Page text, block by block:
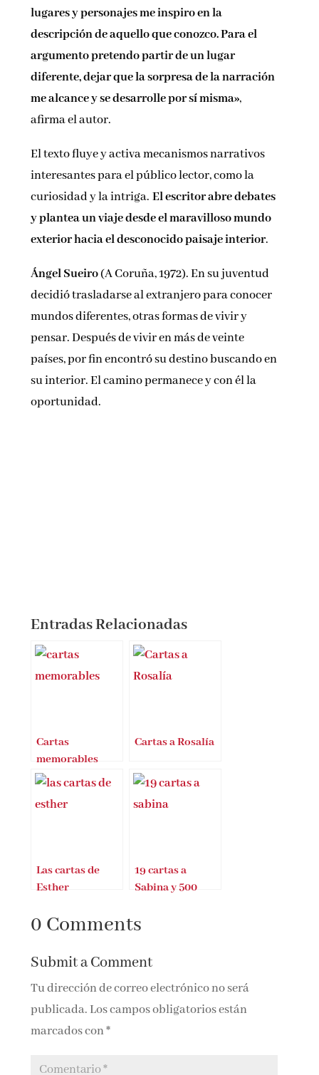
lugares y personajes me inspiro en la
descripción de aquello que conozco. Para el
argumento pretendo partir de un lugar
diferente, dejar que la sorpresa de la narración
me alcance y se desarrolle por sí misma»,
afirma el autor.
El texto fluye y activa mecanismos narrativos
interesantes para el público lector, como la
curiosidad y la intriga.El escritor abre debates
y plantea un viaje desde el maravilloso mundo
exterior hacia el desconocido paisaje interior.
Ángel Sueiro(A Coruña, 1972). En su juventud
decidió trasladarse al extranjero para conocer
mundos diferentes, otras formas de vivir y
pensar. Después de vivir en más de veinte
países, por fin encontró su destino buscando en
su interior. El camino permanece y con él la
oportunidad.
Entradas Relacionadas
Cartas
memorables
Cartas a Rosalía
Las cartas de
Esther
19 cartas a
Sabina y 500
0 Comments
Submit a Comment
Tu dirección de correo electrónico no será
publicada. Los campos obligatorios están
marcados con*